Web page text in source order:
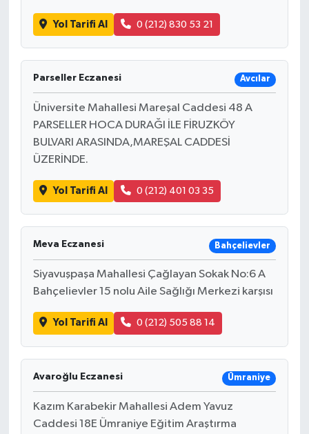
Yol Tarifi Al 0 (212) 830 53 21
Parseller Eczanesi Avcılar
Üniversite Mahallesi Mareşal Caddesi 48 A
PARSELLER HOCA DURAĞI İLE FİRUZKÖY
BULVARI ARASINDA,MAREŞAL CADDESİ
ÜZERİNDE.
Yol Tarifi Al 0 (212) 401 03 35
Meva Eczanesi Bahçelievler
Siyavuşpaşa Mahallesi Çağlayan Sokak No:6 A
Bahçelievler 15 nolu Aile Sağlığı Merkezi karşısı
Yol Tarifi Al 0 (212) 505 88 14
Avaroğlu Eczanesi Ümraniye
Kazım Karabekir Mahallesi Adem Yavuz
Caddesi 18E Ümraniye Eğitim Araştırma